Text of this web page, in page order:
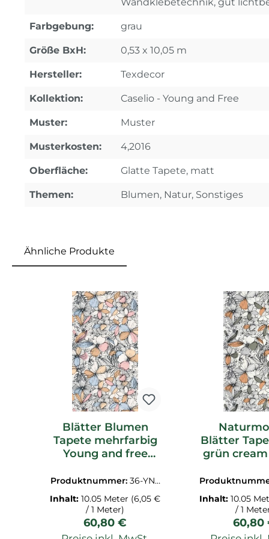
Farbgebung: grau
Größe BxH: 0,53 x 10,05 m
Hersteller: Texdecor
Kollektion: Caselio - Young and Free
Muster: Muster
Musterkosten: 4,2016
Oberfläche: Glatte Tapete, matt
Themen: Blumen, Natur, Sonstiges
Ähnliche Produkte
Blätter Blumen
Tapete mehrfarbig
Young and free
Produktnummer: 36-YNF
103384020.1M
Inhalt:10.05 Meter (6,05 €
/ 1 Meter)
Regulärer Preis:
60,80 €
Blätter
grün
Inhalt: 10.05
/ 1
60,80